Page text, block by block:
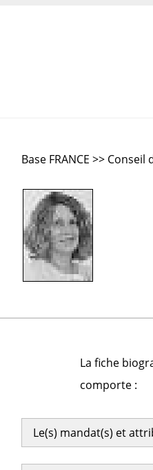
Base FRANCE >>
La fiche
comporte :
Le(s) mandat(s) et